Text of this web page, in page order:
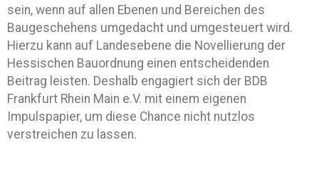
sein, wenn auf allen Ebenen und Bereichen des
Baugeschehens umgedacht und umgesteuert wird.
Hierzu kann auf Landesebene die Novellierung der
Hessischen Bauordnung einen entscheidenden
Beitrag leisten. Deshalb engagiert sich der BDB
Frankfurt Rhein Main e.V. mit einem eigenen
Impulspapier, um diese Chance nicht nutzlos
verstreichen zu lassen.